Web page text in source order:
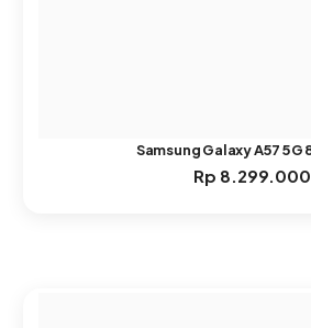
Samsung Galaxy A57 5G
Rp 8.299.000